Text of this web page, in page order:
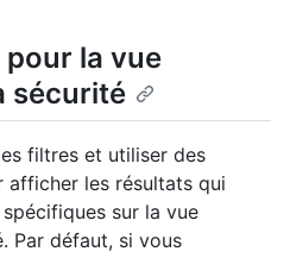
la vue
sécurité
filtres et utiliser des
afficher les résultats qui
sur la vue
Par défaut, si vous